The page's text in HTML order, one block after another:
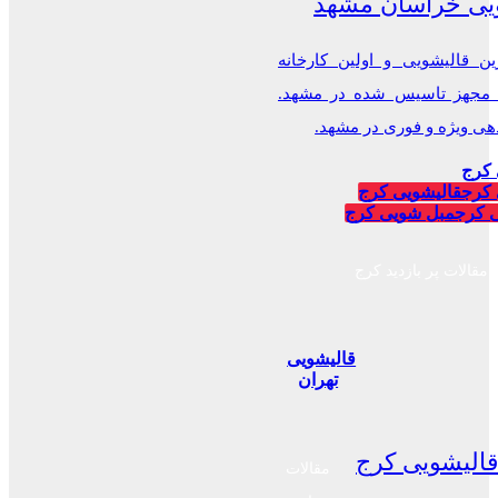
قالیشویی و اولین کارخانه
مجهز تاسیس شده در مشهد.
ویژه و فوری در مشهد.
کرج
کرجقالیشویی کرج
کرجمبل شویی کرج
کرج
قالیشویی
تهران